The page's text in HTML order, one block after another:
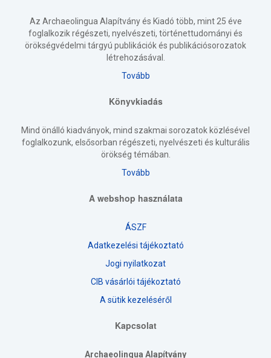
Az Archaeolingua Alapítvány és Kiadó több, mint 25 éve
foglalkozik régészeti, nyelvészeti, történettudományi és
örökségvédelmi tárgyú publikációk és publikációsorozatok
létrehozásával.
Tovább
Könyvkiadás
Mind önálló kiadványok, mind szakmai sorozatok közlésével
foglalkozunk, elsősorban régészeti, nyelvészeti és kulturális
örökség témában.
Tovább
A webshop használata
ÁSZF
Adatkezelési tájékoztató
Jogi nyilatkozat
CIB vásárlói tájékoztató
A sütik kezeléséről
Kapcsolat
Archaeolingua Alapítvány